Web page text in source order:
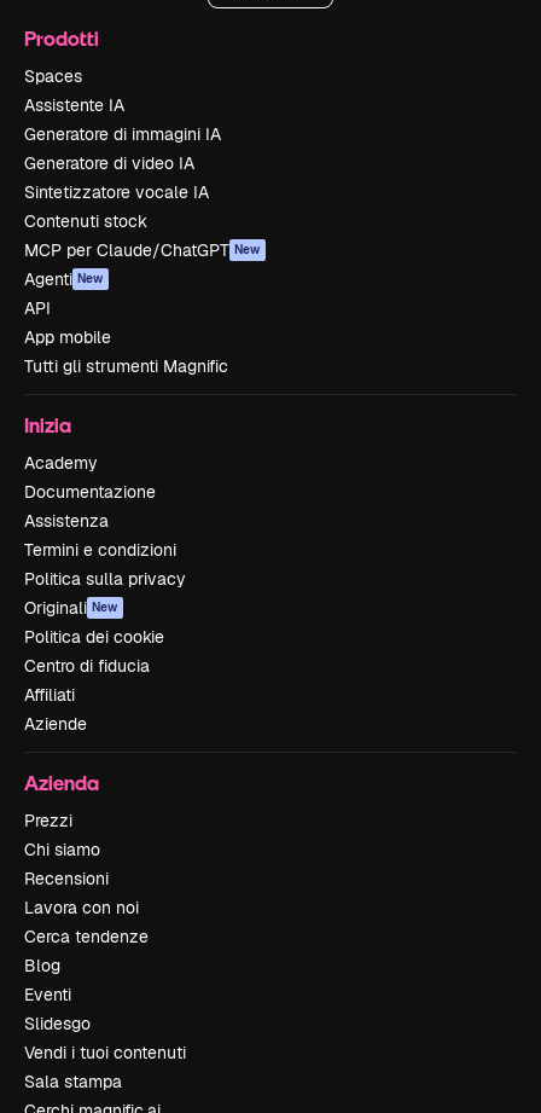
Prodotti
Spaces
Assistente IA
Generatore di immagini IA
Generatore di video IA
Sintetizzatore vocale IA
Contenuti stock
MCP per Claude/ChatGPT New
Agenti New
API
App mobile
Tutti gli strumenti Magnific
Inizia
Academy
Documentazione
Assistenza
Termini e condizioni
Politica sulla privacy
Originali New
Politica dei cookie
Centro di fiducia
Affiliati
Aziende
Azienda
Prezzi
Chi siamo
Recensioni
Lavora con noi
Cerca tendenze
Blog
Eventi
Slidesgo
Vendi i tuoi contenuti
Sala stampa